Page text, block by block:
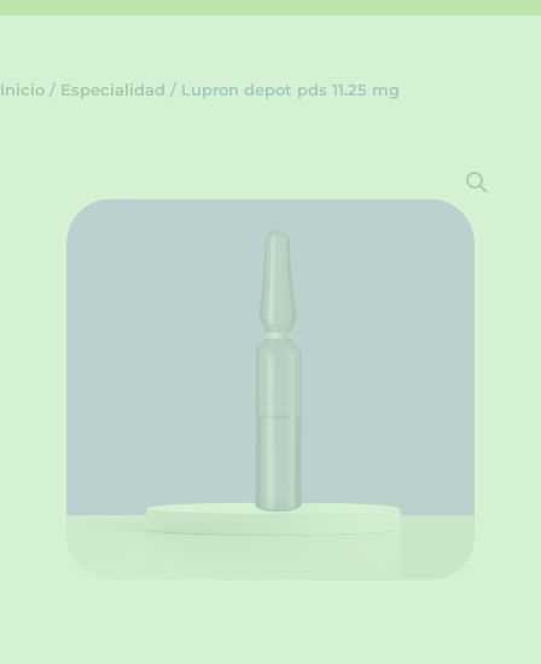
Inicio / Especialidad / Lupron depot pds 11.25 mg